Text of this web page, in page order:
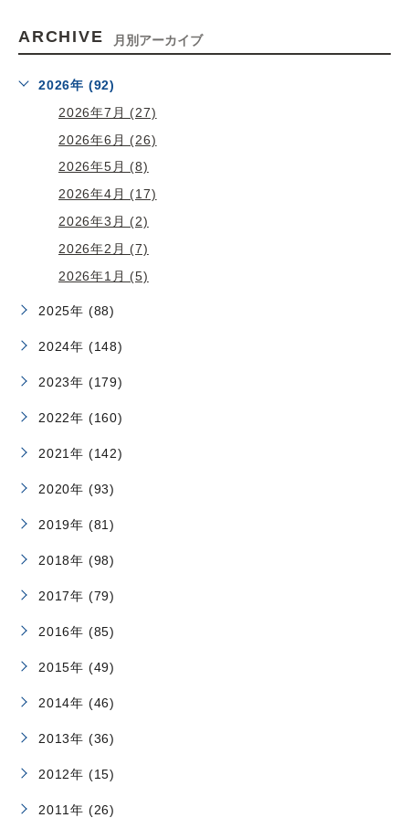
ARCHIVE 月別アーカイブ
2026年 (92)
2026年7月 (27)
2026年6月 (26)
2026年5月 (8)
2026年4月 (17)
2026年3月 (2)
2026年2月 (7)
2026年1月 (5)
2025年 (88)
2024年 (148)
2023年 (179)
2022年 (160)
2021年 (142)
2020年 (93)
2019年 (81)
2018年 (98)
2017年 (79)
2016年 (85)
2015年 (49)
2014年 (46)
2013年 (36)
2012年 (15)
2011年 (26)